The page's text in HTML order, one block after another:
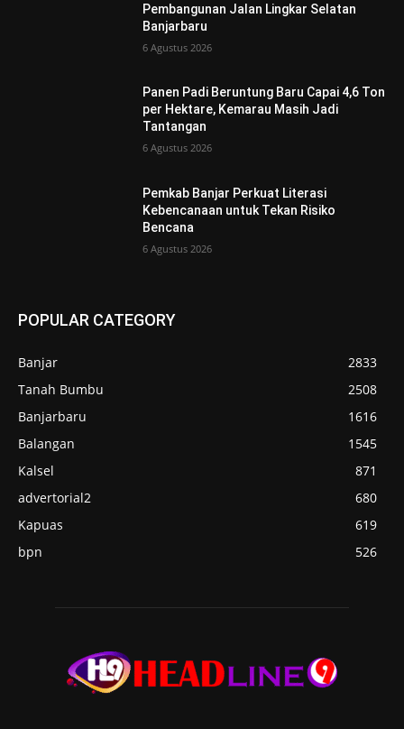
Pembangunan Jalan Lingkar Selatan
Banjarbaru
6 Agustus 2026
Panen Padi Beruntung Baru Capai 4,6 Ton
per Hektare, Kemarau Masih Jadi
Tantangan
6 Agustus 2026
Pemkab Banjar Perkuat Literasi
Kebencanaan untuk Tekan Risiko
Bencana
6 Agustus 2026
POPULAR CATEGORY
Banjar
2833
Tanah Bumbu
2508
Banjarbaru
1616
Balangan
1545
Kalsel
871
advertorial2
680
Kapuas
619
bpn
526